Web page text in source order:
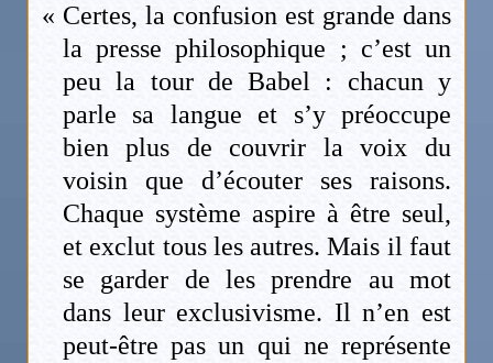
« Certes, la confusion est grande dans
la presse philosophique ; c’est un
peu la tour de Babel : chacun y
parle sa langue et s’y préoccupe
bien plus de couvrir la voix du
voisin que d’écouter ses raisons.
Chaque système aspire à être seul,
et exclut tous les autres. Mais il faut
se garder de les prendre au mot
dans leur exclusivisme. Il n’en est
peut-être pas un qui ne représente